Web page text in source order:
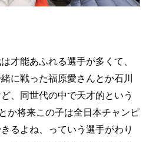
才能あふれる選手が多くて、
に戦った福原愛さんとか石川
、同世代の中で天才的という
か将来この子は全日本チャンピ
るよね、っていう選手がわり